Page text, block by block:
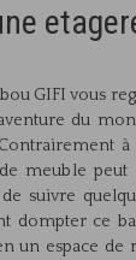
GIFI vous
du
meuble
suivre
dompter ce
un espace de